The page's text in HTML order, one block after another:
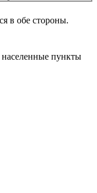
в обе стороны.
пункты